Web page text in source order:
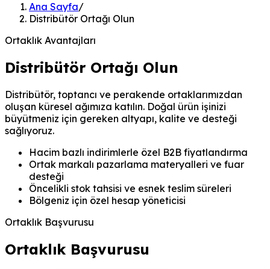
Ana Sayfa/
Distribütör Ortağı Olun
Ortaklık Avantajları
Distribütör Ortağı Olun
Distribütör, toptancı ve perakende ortaklarımızdan
oluşan küresel ağımıza katılın. Doğal ürün işinizi
büyütmeniz için gereken altyapı, kalite ve desteği
sağlıyoruz.
Hacim bazlı indirimlerle özel B2B fiyatlandırma
Ortak markalı pazarlama materyalleri ve fuar
desteği
Öncelikli stok tahsisi ve esnek teslim süreleri
Bölgeniz için özel hesap yöneticisi
Ortaklık Başvurusu
Ortaklık Başvurusu